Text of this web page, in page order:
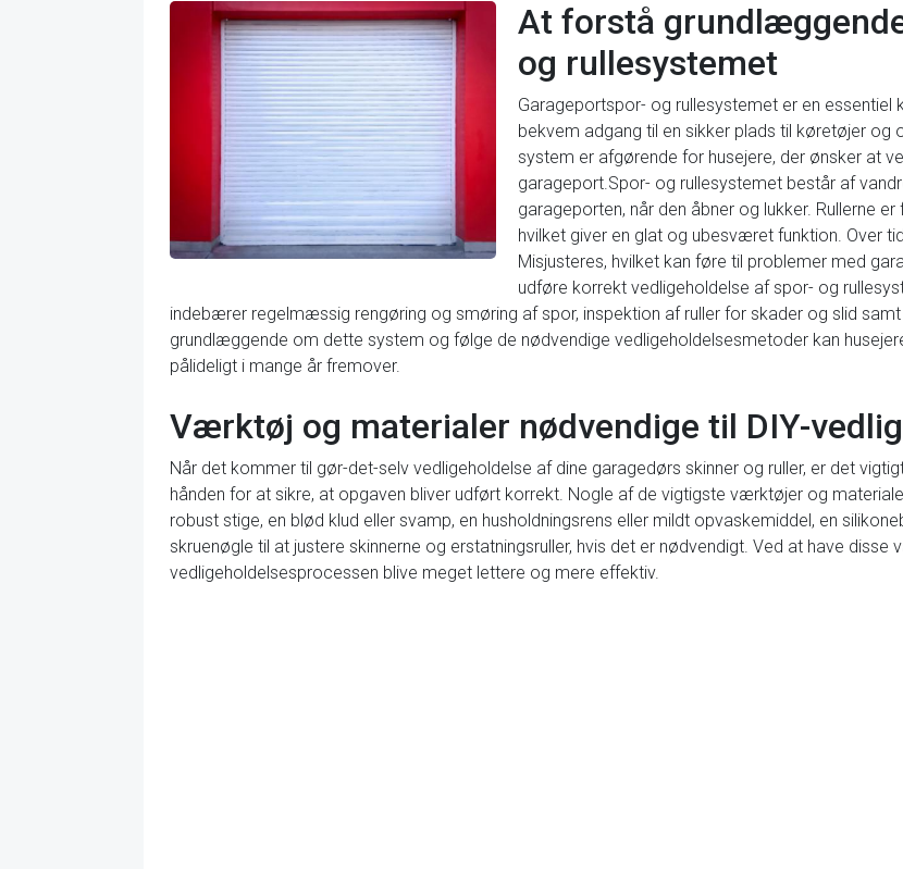
At forstå
og rullesystemet
Garageportspor- og rullesystemet er en
bekvem adgang til en sikker plads til køretøjer
system er afgørende for husejere, der ønsker at
garageport.Spor- og rullesystemet består af
garageporten, når den åbner og lukker. Rullerne
hvilket giver en glat og ubesværet funktion. Over
Misjusteres, hvilket kan føre til problemer med
udføre korrekt vedligeholdelse af spor- og
indebærer regelmæssig rengøring og smøring af spor, inspektion af ruller for skader og slid
grundlæggende om dette system og følge de nødvendige vedligeholdelsesmetoder kan
pålideligt i mange år fremover.
Værktøj og materialer nødvendige til DIY-
Når det kommer til gør-det-selv vedligeholdelse af dine garagedørs skinner og ruller, er det
hånden for at sikre, at opgaven bliver udført korrekt. Nogle af de vigtigste værktøjer og
robust stige, en blød klud eller svamp, en husholdningsrens eller mildt opvaskemiddel, en
skruenøgle til at justere skinnerne og erstatningsruller, hvis det er nødvendigt. Ved at have
vedligeholdelsesprocessen blive meget lettere og mere effektiv.